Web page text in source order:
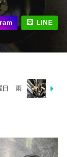
LINE
日 雨